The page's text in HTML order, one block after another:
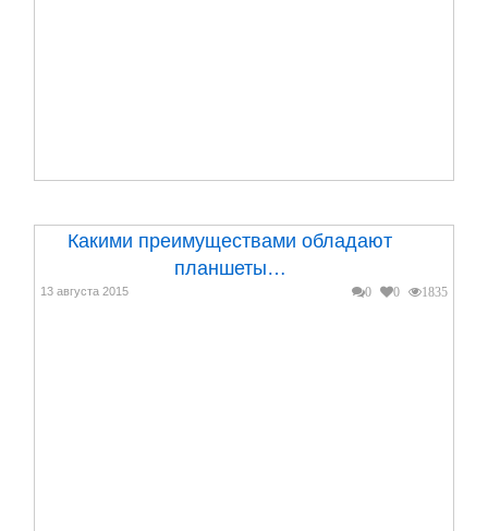
Какими преимуществами обладают
планшеты…
0 0 1835
13 августа 2015